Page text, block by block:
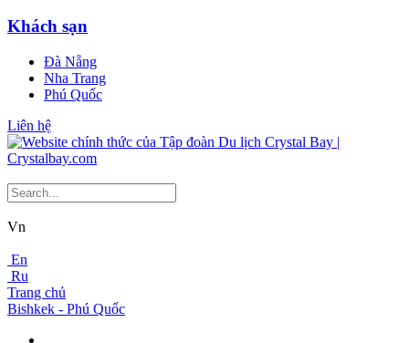
Khách sạn
Đà Nẵng
Nha Trang
Phú Quốc
Liên hệ
Vn
En
Ru
Trang chủ
Bishkek - Phú Quốc